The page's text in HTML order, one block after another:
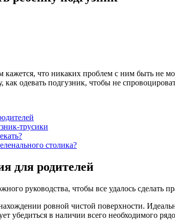
что никаких проблем с ним быть не
как одевать подгузник, чтобы не
трусики
столика?
для родителей
руководства, чтобы все удалось сделать
ровной чистой поверхности.
убедиться в наличии всего необходимого